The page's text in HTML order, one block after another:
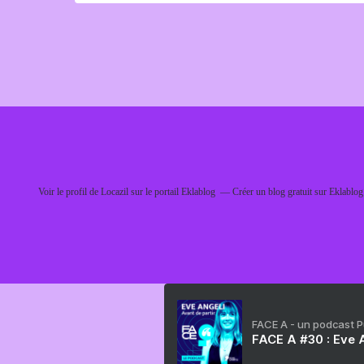
Voir le profil de Locazilsur le portail Eklablog Créer un blog gratuit sur Eklablog
FACE A - un podcast
FACE A #30 :